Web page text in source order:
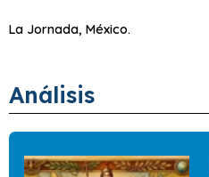
La Jornada, México.
Análisis